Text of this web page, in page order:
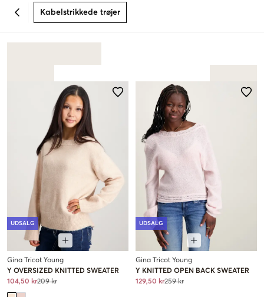
BACK Kabelstrikkede trøjer
UDSALG
Gina Tricot Young
Y OVERSIZED KNITTED SWEATER
104,50 kr209 kr
UDSALG
Gina Tricot Young
Y KNITTED OPEN BACK SWEATER
129,50 kr259 kr